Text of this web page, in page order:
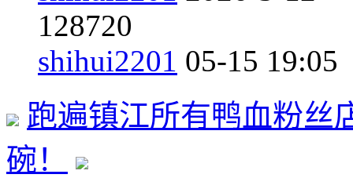
128720
shihui2201 05-15 19:05
跑遍镇江所有鸭血粉丝
碗！